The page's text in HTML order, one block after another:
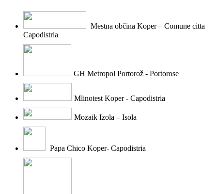
Mestna občina Koper – Comune citta
Capodistria
GH Metropol Portorož - Portorose
Mlinotest Koper - Capodistria
Mozaik Izola – Isola
Papa Chico Koper- Capodistria